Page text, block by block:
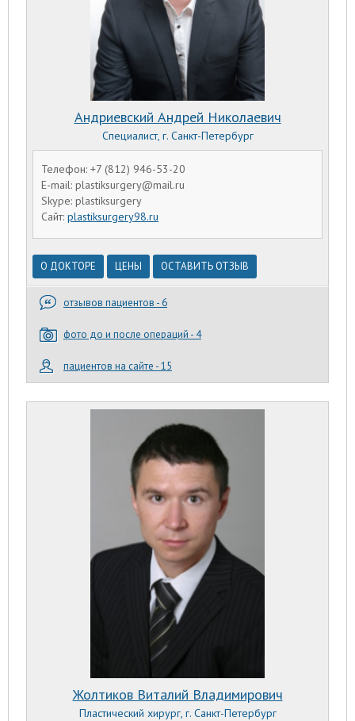
Телефон: +7 (812) 946-53-20
E-mail: plastiksurgery@mail.ru
Skype: plastiksurgery
Сайт: plastiksurgery98.ru
Андриевский Андрей Николаевич
Специалист, г. Санкт-Петербург
О ДОКТОРЕ ЦЕНЫ ОСТАВИТЬ ОТЗЫВ
отзывов пациентов - 6
фото до и после операций - 4
пациентов на сайте - 15
Жолтиков Виталий Владимирович
Пластический хирург, г. Санкт-Петербург